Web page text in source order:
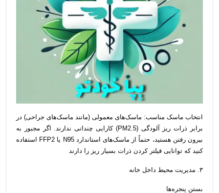
انتخاب ماسک مناسب: ماسک‌های معمولی (مانند ماسک‌های جراحی) در
برابر ذرات ریز آلودگی (PM2.5) کارایی چندانی ندارند. اگر مجبور به
بیرون رفتن هستید، حتماً از ماسک‌های استاندارد N95 یا FFP2 استفاده
کنید که توانایی فیلتر کردن ذرات بسیار ریز را دارند
۳. مدیریت محیط داخل خانه
بستن پنجره‌ها